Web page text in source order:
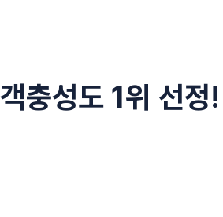
충성도 1위 선정!